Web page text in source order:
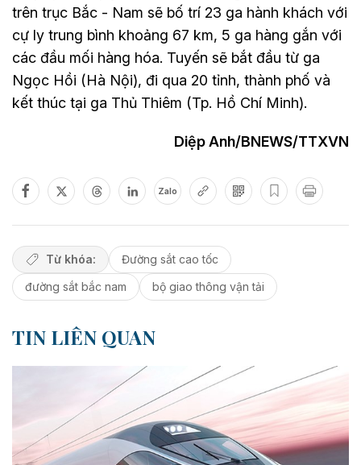
trên trục Bắc - Nam sẽ bố trí 23 ga hành khách với
cự ly trung bình khoảng 67 km, 5 ga hàng gắn với
các đầu mối hàng hóa. Tuyến sẽ bắt đầu từ ga
Ngọc Hồi (Hà Nội), đi qua 20 tỉnh, thành phố và
kết thúc tại ga Thủ Thiêm (Tp. Hồ Chí Minh).
Diệp Anh/BNEWS/TTXVN
Zalo
Từ khóa:
Đường sắt cao tốc
đường sắt bắc nam
bộ giao thông vận tải
TIN LIÊN QUAN